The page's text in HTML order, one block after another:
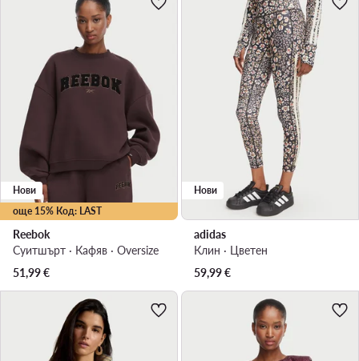
още 15% Код: LAST
Нови
Reebok
Суитшърт · Кафяв · Oversize
51,99€
Нови
adidas
Клин · Цветен
59,99€